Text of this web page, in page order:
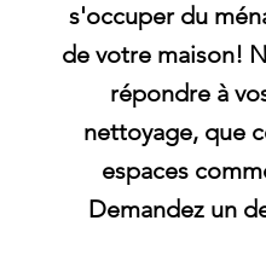
s'occuper du
de votre maison!
répondre à
nettoyage, que
espaces
Demandez un